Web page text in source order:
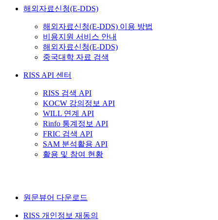
해외자료신청(E-DDS)
해외자료신청(E-DDS) 이용 방법
비용지원 서비스 안내
해외자료신청(E-DDS)
중국대학 자료 검색
RISS API 센터
RISS 검색 API
KOCW 강의정보 API
WILL 연계 API
Rinfo 통계정보 API
FRIC 검색 API
SAM 분석활용 API
활용 및 참여 현황
원문뷰어 다운로드
RISS 개인정보 재동의